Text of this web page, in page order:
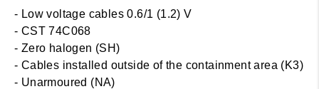
- Low voltage cables 0.6/1 (1.2) V
- CST 74C068
- Zero halogen (SH)
- Cables installed outside of the containment area (K3)
- Unarmoured (NA)